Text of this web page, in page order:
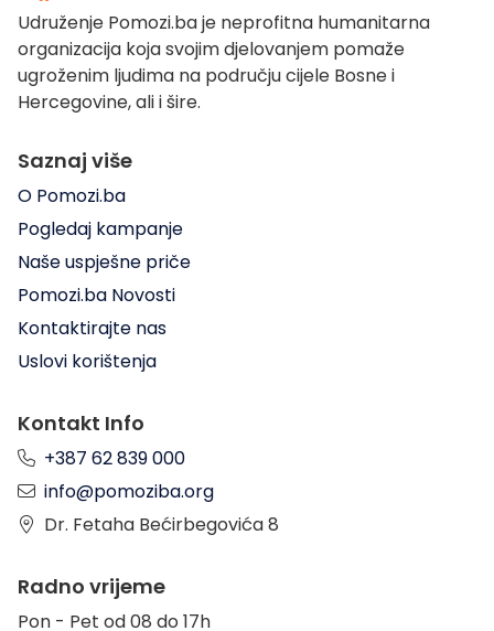
Udruženje Pomozi.ba je neprofitna humanitarna
organizacija koja svojim djelovanjem pomaže
ugroženim ljudima na području cijele Bosne i
Hercegovine, ali i šire.
Saznaj više
O Pomozi.ba
Pogledaj kampanje
Naše uspješne priče
Pomozi.ba Novosti
Kontaktirajte nas
Uslovi korištenja
Kontakt Info
+387 62 839 000
info@pomoziba.org
Dr. Fetaha Bećirbegovića 8
Radno vrijeme
Pon - Pet od 08 do 17h